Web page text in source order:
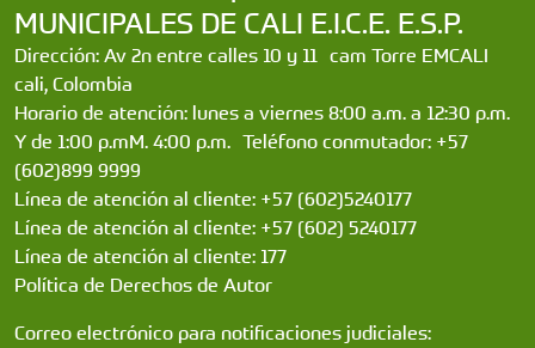
MUNICIPALES DE CALI E.I.C.E. E.S.P.
Dirección: Av 2n entre calles 10 y 11 cam Torre EMCALI
cali, Colombia
Horario de atención: lunes a viernes 8:00 a.m. a 12:30 p.m.
Y de 1:00 p.mM. 4:00 p.m. Teléfono conmutador: +57
(602)899 9999
Línea de atención al cliente: +57 (602)5240177
Línea de atención al cliente: +57 (602) 5240177
Línea de atención al cliente: 177
Política de Derechos de Autor
Correo electrónico para notificaciones judiciales: